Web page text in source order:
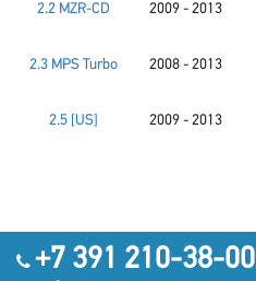
2.2 MZR-CD 2009 - 2013
2.3 MPS Turbo 2008 - 2013
2.5 [US] 2009 - 2013
+7 391 210-38-00